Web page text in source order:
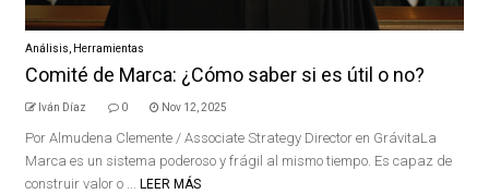
Análisis Herramientas
Comité de Marca: ¿Cómo saber si es útil o no?
Iván Díaz 0 Nov 12, 2025
Por Almudena Clemente / Associate Strategy Director en GrávitaLa
Marca es un sistema poderoso y frágil al mismo tiempo. Es capaz de
construir valor o ... LEER MÁS